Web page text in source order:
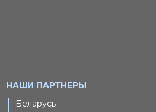
НАШИ ПАРТНЕРЫ
Беларусь